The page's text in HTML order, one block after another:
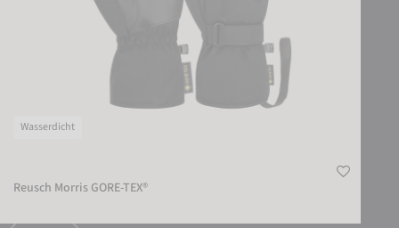
Wasserdicht
Reusch Morris GORE-TEX®